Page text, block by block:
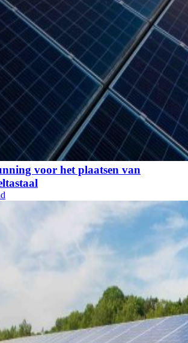
voor het plaatsen van